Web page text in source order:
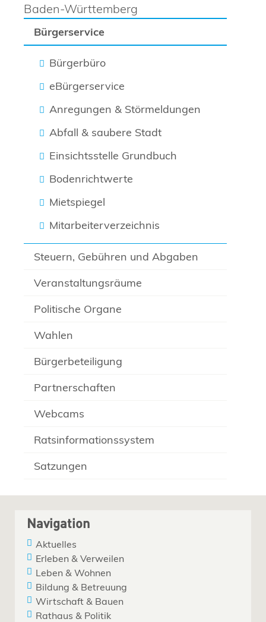
Bürgerservice
Bürgerbüro
eBürgerservice
Anregungen & Störmeldungen
Abfall & saubere Stadt
Einsichtsstelle Grundbuch
Bodenrichtwerte
Mietspiegel
Mitarbeiterverzeichnis
Steuern, Gebühren und Abgaben
Veranstaltungsräume
Politische Organe
Wahlen
Bürgerbeteiligung
Partnerschaften
Webcams
Ratsinformationssystem
Satzungen
Baden-Württemberg
Navigation
Aktuelles
Erleben & Verweilen
Leben & Wohnen
Bildung & Betreuung
Wirtschaft & Bauen
Rathaus & Politik